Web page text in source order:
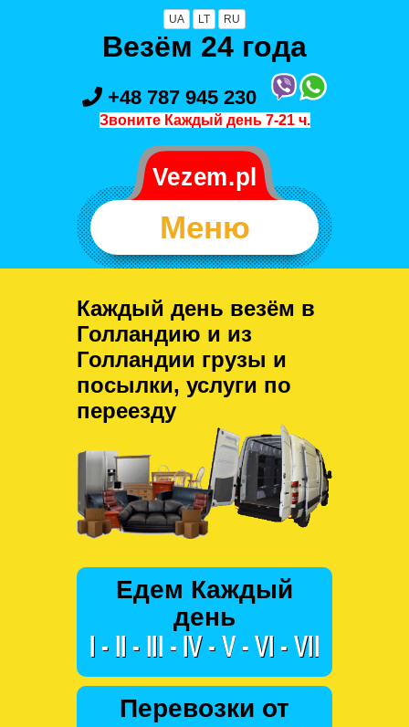
UA LT RU
Везём 24 года
+48 787 945 230
Звоните Каждый день 7-21 ч.
Меню
Каждый день везём в
Голландию и из
Голландии грузы и
посылки, услуги по
переезду
Едем Каждый
день
Перевозки от